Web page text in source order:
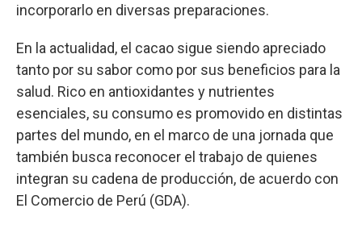
incorporarlo en diversas preparaciones.
En la actualidad, el cacao sigue siendo apreciado
tanto por su sabor como por sus beneficios para la
salud. Rico en antioxidantes y nutrientes
esenciales, su consumo es promovido en distintas
partes del mundo, en el marco de una jornada que
también busca reconocer el trabajo de quienes
integran su cadena de producción, de acuerdo con
El Comercio de Perú (GDA).